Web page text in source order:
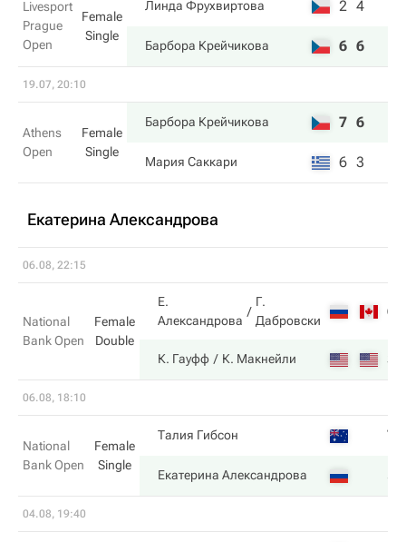
Livesport
Prague
Open
Female
Single
Линда Фрухвиртова 2 4
Барбора Крейчикова 6 6
19.07, 20:10
Athens
Open
Female
Single
Барбора Крейчикова 7 6
Мария Саккари 6 3
Екатерина Александрова
06.08, 22:15
National
Bank Open
Female
Double
Е.
Александрова
Г.
Дабровски
6
К. Гауфф К. Макнейли 3
06.08, 18:10
National
Bank Open
Female
Single
Талия Гибсон 7
Екатерина Александрова 5
04.08, 19:40